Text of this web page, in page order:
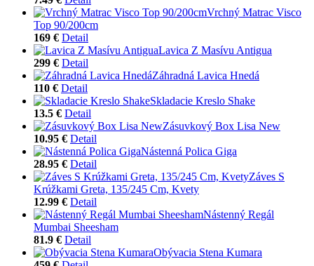
Vrchný Matrac Visco
Top 90/200cm
169 € Detail
Lavica Z Masívu Antigua
299 € Detail
Záhradná Lavica Hnedá
110 € Detail
Skladacie Kreslo Shake
13.5 € Detail
Zásuvkový Box Lisa New
10.95 € Detail
Nástenná Polica Giga
28.95 € Detail
Záves S
Krúžkami Greta, 135/245 Cm, Kvety
12.99 € Detail
Nástenný Regál
Mumbai Sheesham
81.9 € Detail
Obývacia Stena Kumara